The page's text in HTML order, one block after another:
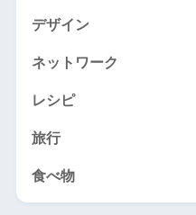
デザイン
ネットワーク
レシピ
旅行
食べ物